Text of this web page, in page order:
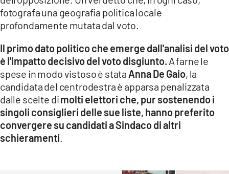
App
ANDROID
APPLE
fotografa una geografia politica locale
profondamente mutata dal voto.
Il primo dato politico che emerge dall'analisi del voto
è l'impatto decisivo del voto disgiunto. A farne le
spese in modo vistoso è stata Anna De Gaio, la
candidata del centrodestra è apparsa penalizzata
dalle scelte dimolti elettori che, pur sostenendo i
singoli consiglieri delle sue liste, hanno preferito
convergere su candidati a Sindaco di altri
schieramenti